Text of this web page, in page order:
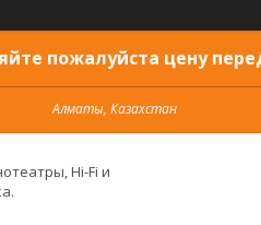
пожалуйста цену
Алматы, Казахстан
Hi-Fi и